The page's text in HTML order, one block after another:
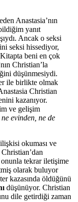
Anastasia’nın
yanıt
Ancak o seksi
seksi hissediyor,
beni en çok
Christian’la
düşünmesiydi.
ile birlikte olmak
Christian
kazanıyor.
ve gelişim
evinden, ne de
okuması ve
onunla tekrar iletişime
olarak buluyor
kazasında öldüğünü
düşünüyor. Christian
dile getirdiği zaman